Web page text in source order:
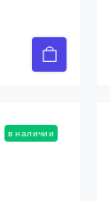
в наличии